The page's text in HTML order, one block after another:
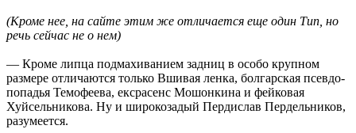
(Кроме нее, на сайте этим же отличается еще один Тип, но
речь сейчас не о нем)
— Кроме липца подмахиванием задниц в особо крупном
размере отличаются только Вшивая ленка, болгарская псевдо-
попадья Темофеева, ексрасенс Мошонкина и фейковая
Хуйсельникова. Ну и широкозадый Пердислав Пердельников,
разумеется.